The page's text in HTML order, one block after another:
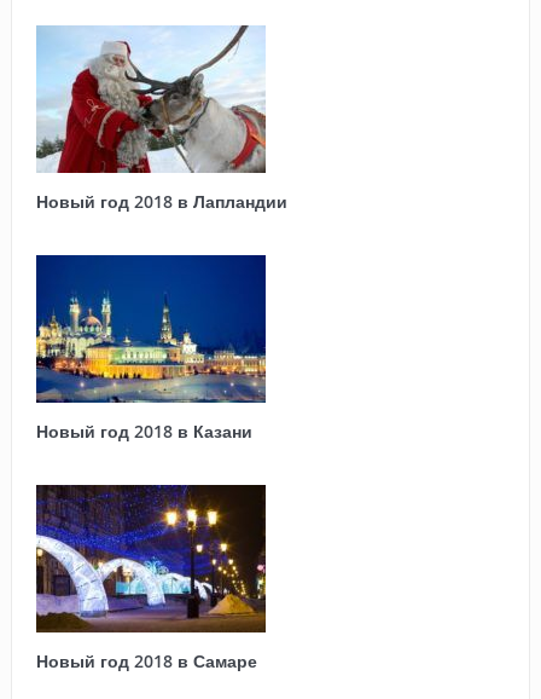
Новый год 2018 в Лапландии
Новый год 2018 в Казани
Новый год 2018 в Самаре